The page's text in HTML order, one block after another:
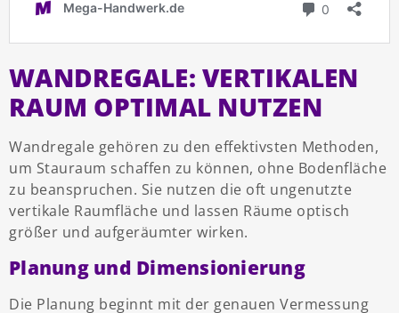
WANDREGALE: VERTIKALEN
RAUM OPTIMAL NUTZEN
Wandregale gehören zu den effektivsten Methoden,
um Stauraum schaffen zu können, ohne Bodenfläche
zu beanspruchen. Sie nutzen die oft ungenutzte
vertikale Raumfläche und lassen Räume optisch
größer und aufgeräumter wirken.
Planung und Dimensionierung
Die Planung beginnt mit der genauen Vermessung